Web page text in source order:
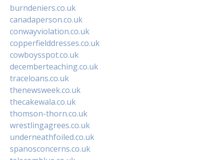
burndeniers.co.uk
canadaperson.co.uk
conwayviolation.co.uk
copperfielddresses.co.uk
cowboysspot.co.uk
decemberteaching.co.uk
traceloans.co.uk
thenewsweek.co.uk
thecakewala.co.uk
thomson-thorn.co.uk
wrestlingagrees.co.uk
underneathfoiled.co.uk
spanosconcerns.co.uk